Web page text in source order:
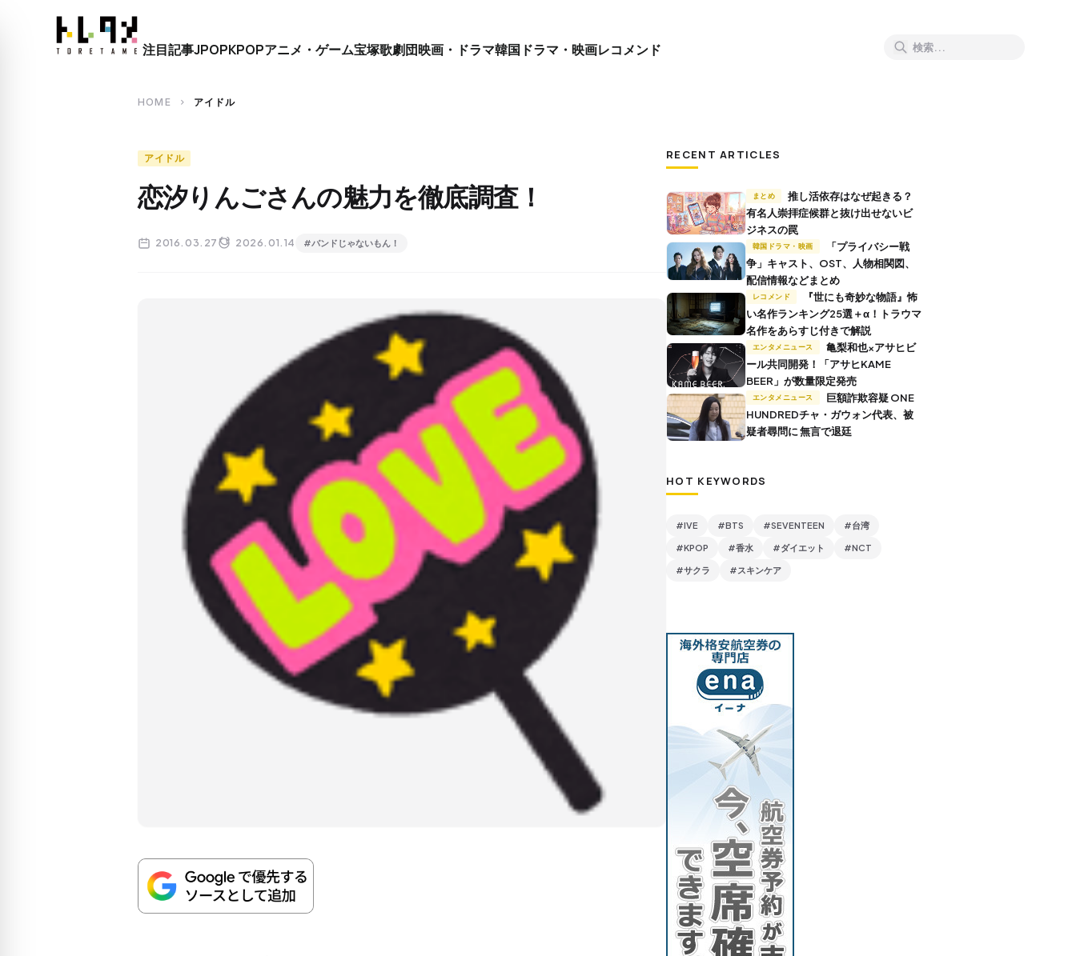
close
注目記事JPOPKPOPアニメ・ゲーム宝塚歌劇団映画・ドラマ韓国ドラマ・映画レコメンド
HOME chevron_right アイドル
アイドル
恋汐りんごさんの魅力を徹底調査！
2016.03.27 2026.01.14 #バンドじゃないもん！
RECENT ARTICLES
まとめ
推し活依存はなぜ起きる？
有名人崇拝症候群と抜け出せないビ
ジネスの罠
韓国ドラマ・映画
争」キャスト、OST、人物相関図、
配信情報などまとめ
レコメンド
い名作ランキング25選＋α！トラウマ
名作をあらすじ付きで解説
エンタメニュース
ール共同開発！「アサヒKAME
BEER」が数量限定発売
エンタメニュース
HUNDREDチャ・ガウォン代表、被
疑者尋問に 無言で退廷
HOT KEYWORDS
#IVE #BTS #SEVENTEEN #台湾
#KPOP #香水 #ダイエット #NCT
#サクラ #スキンケア